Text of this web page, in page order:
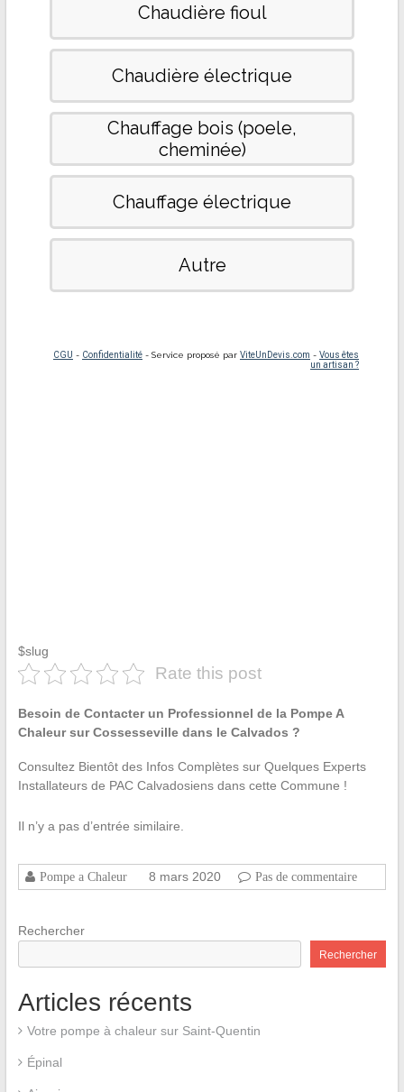
$slug
Rate this post
Besoin de Contacter un Professionnel de la Pompe A
Chaleur sur Cossesseville dans le Calvados ?
Consultez Bientôt des Infos Complètes sur Quelques Experts
Installateurs de PAC Calvadosiens dans cette Commune !
Il n’y a pas d’entrée similaire.
Pompe a Chaleur 8 mars 2020 Pas de commentaire
Rechercher
Rechercher
Articles récents
Votre pompe à chaleur sur Saint-Quentin
Épinal